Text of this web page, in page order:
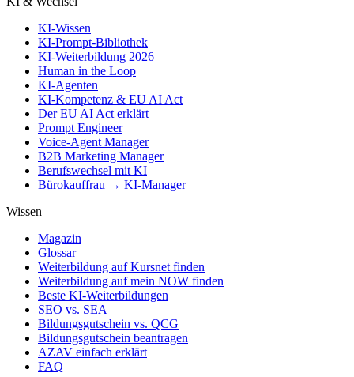
KI-Wissen
KI-Prompt-Bibliothek
KI-Weiterbildung 2026
Human in the Loop
KI-Agenten
KI-Kompetenz & EU AI Act
Der EU AI Act erklärt
Prompt Engineer
Voice-Agent Manager
B2B Marketing Manager
Berufswechsel mit KI
Bürokauffrau → KI-Manager
Wissen
Magazin
Glossar
Weiterbildung auf Kursnet finden
Weiterbildung auf mein NOW finden
Beste KI-Weiterbildungen
SEO vs. SEA
Bildungsgutschein vs. QCG
Bildungsgutschein beantragen
AZAV einfach erklärt
FAQ